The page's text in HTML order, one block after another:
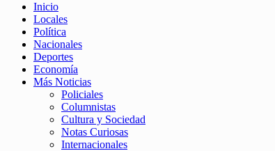
Inicio
Locales
Política
Nacionales
Deportes
Economía
Más Noticias
Policiales
Columnistas
Cultura y Sociedad
Notas Curiosas
Internacionales